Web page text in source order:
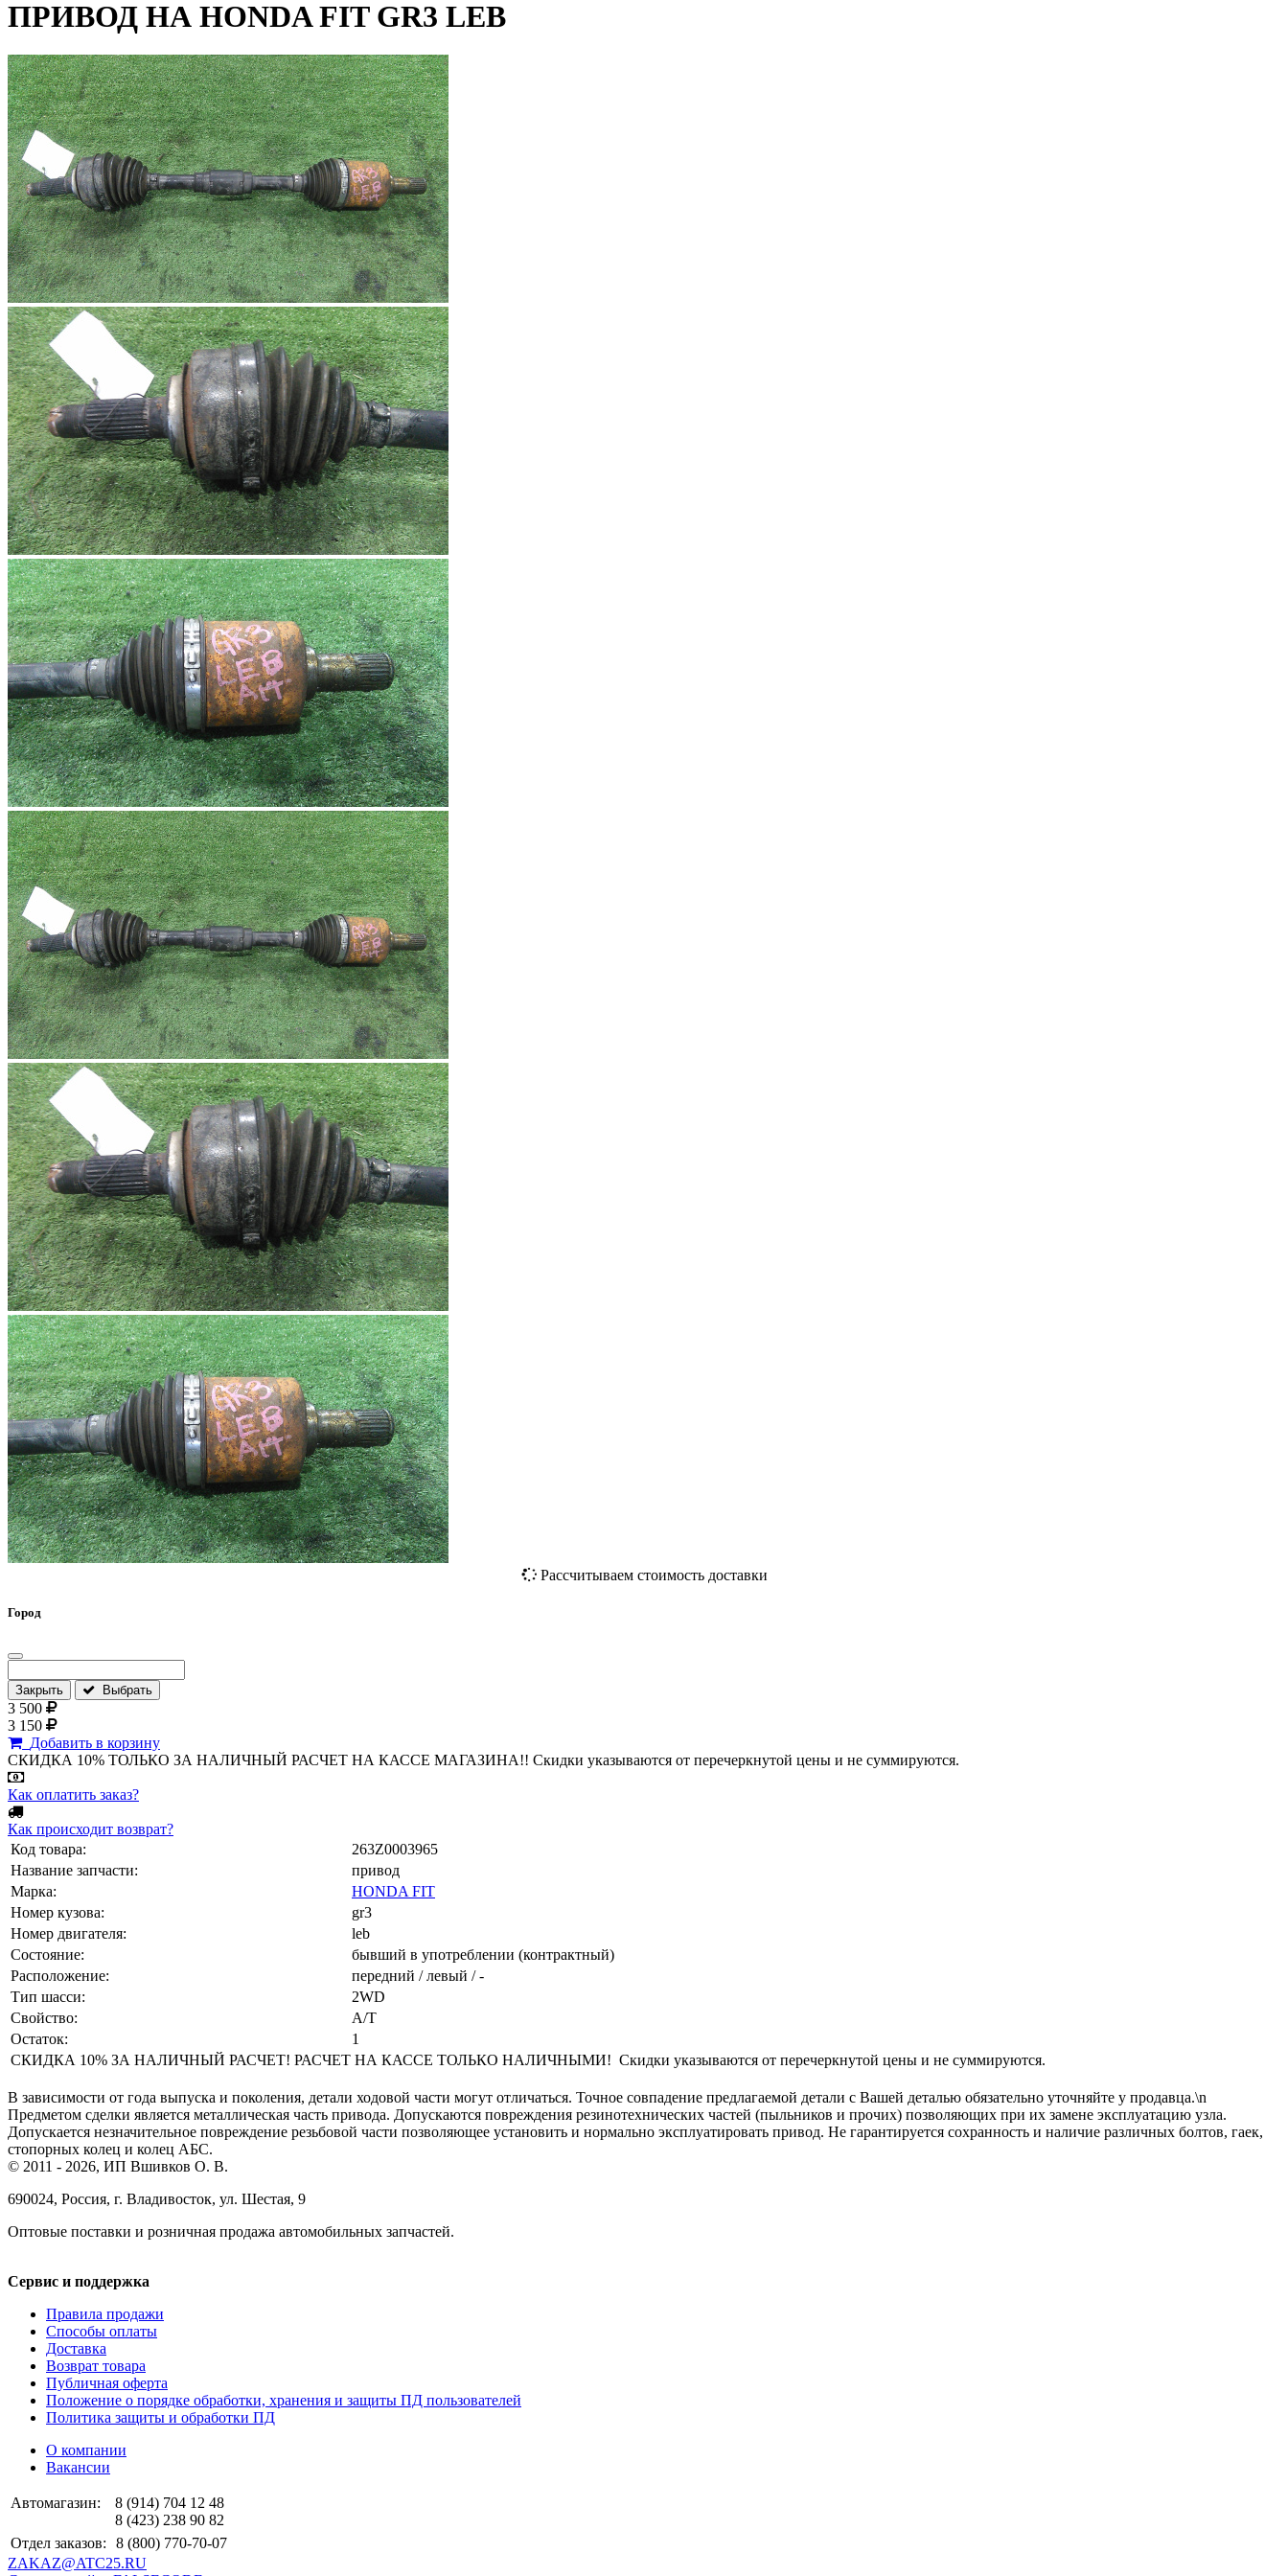
ПРИВОД НА HONDA FIT GR3 LEB
Рассчитываем стоимость доставки
Город
Закрыть Выбрать
3 500
3 150
Добавить в корзину
СКИДКА 10% ТОЛЬКО ЗА НАЛИЧНЫЙ РАСЧЕТ НА КАССЕ МАГАЗИНА!! Скидки указываются от перечеркнутой цены и не суммируются.
Как оплатить заказ?
Как происходит возврат?
Код товара:
263Z0003965
Название запчасти:
привод
Марка:
HONDA FIT
Номер кузова:
gr3
Номер двигателя:
leb
Состояние:
бывший в употреблении (контрактный)
Расположение:
передний / левый / -
Тип шасси:
2WD
Свойство:
A/T
Остаток:
1
СКИДКА 10% ЗА НАЛИЧНЫЙ РАСЧЕТ! РАСЧЕТ НА КАССЕ ТОЛЬКО НАЛИЧНЫМИ! Скидки указываются от перечеркнутой цены и не суммируются.
В зависимости от года выпуска и поколения, детали ходовой части могут отличаться. Точное совпадение предлагаемой детали с Вашей деталью обязательно уточняйте у продавца.\n
Предметом сделки является металлическая часть привода. Допускаются повреждения резинотехнических частей (пыльников и прочих) позволяющих при их замене эксплуатацию узла.
Допускается незначительное повреждение резьбовой части позволяющее установить и нормально эксплуатировать привод. Не гарантируется сохранность и наличие различных болтов, гаек,
стопорных колец и колец АБС.
© 2011 - 2026, ИП Вшивков О. В.
690024, Россия, г. Владивосток, ул. Шестая, 9
Оптовые поставки и розничная продажа автомобильных запчастей.
Сервис и поддержка
Правила продажи
Способы оплаты
Доставка
Возврат товара
Публичная оферта
Положение о порядке обработки, хранения и защиты ПД пользователей
Политика защиты и обработки ПД
О компании
Вакансии
Автомагазин:
8 (914) 704 12 48
8 (423) 238 90 82
Отдел заказов:
8 (800) 770-70-07
ZAKAZ@ATC25.RU